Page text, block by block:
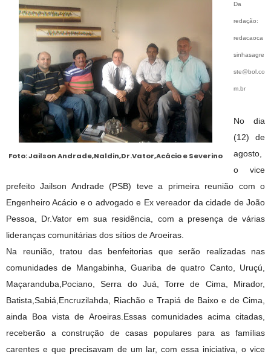
Foto: Jailson Andrade,Naldin,Dr.Vator,Acácio e Severino
Da
redação:
redacaoca
sinhasagre
ste@bol.co
m.br
No dia
(12) de
agosto,
o vice
prefeito Jailson Andrade (PSB) teve a primeira reunião com o
Engenheiro Acácio e o advogado e Ex vereador da cidade de João
Pessoa, Dr.Vator em sua residência, com a presença de várias
lideranças comunitárias dos sítios de Aroeiras.
Na reunião, tratou das benfeitorias que serão realizadas nas
comunidades de Mangabinha, Guariba de quatro Canto, Uruçú,
Maçaranduba,Pociano, Serra do Juá, Torre de Cima, Mirador,
Batista,Sabiá,Encruzilahda, Riachão e Trapiá de Baixo e de Cima,
ainda Boa vista de Aroeiras. Essas comunidades acima citadas,
receberão a construção de casas populares para as famílias
carentes e que precisavam de um lar, com essa iniciativa, o vice